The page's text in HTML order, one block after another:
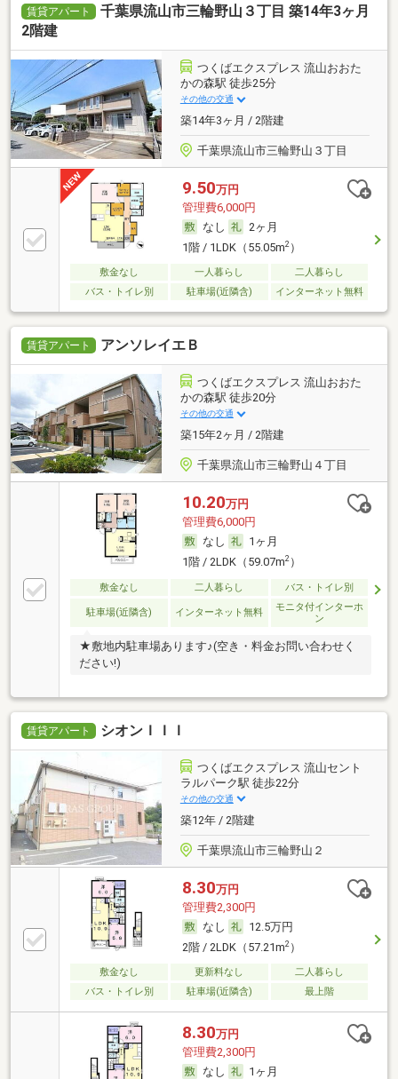
賃貸アパート
千葉県流山市三輪野山３丁目 築14年3ヶ月
2階建
つくばエクスプレス 流山おおた
かの森駅 徒歩25分
その他の交通
築14年3ヶ月 / 2階建
千葉県流山市三輪野山３丁目
9.50万円
管理費6,000円
なし
2ヶ月
1階 / 1LDK（55.05m2）
敷金なし 一人暮らし
二人暮らし
バス・トイレ別
駐車場(近隣含) インターネット無料
賃貸アパート アンソレイエＢ
つくばエクスプレス 流山おおた
かの森駅 徒歩20分
その他の交通
築15年2ヶ月 / 2階建
千葉県流山市三輪野山４丁目
10.20万円
管理費6,000円
なし
1ヶ月
1階 / 2LDK（59.07m2）
敷金なし 二人暮らし バス・トイレ別
駐車場(近隣含) インターネット無料
モニタ付インターホ
ン
★敷地内駐車場あります♪(空き・料金お問い合わせく
ださい!)
賃貸アパート シオンＩＩＩ
つくばエクスプレス 流山セント
ラルパーク駅 徒歩22分
その他の交通
築12年 / 2階建
千葉県流山市三輪野山２
8.30万円
管理費2,300円
なし
12.5万円
2階 / 2LDK（57.21m2）
敷金なし 更新料なし
二人暮らし
バス・トイレ別
駐車場(近隣含) 最上階
8.30万円
管理費2,300円
なし
1ヶ月